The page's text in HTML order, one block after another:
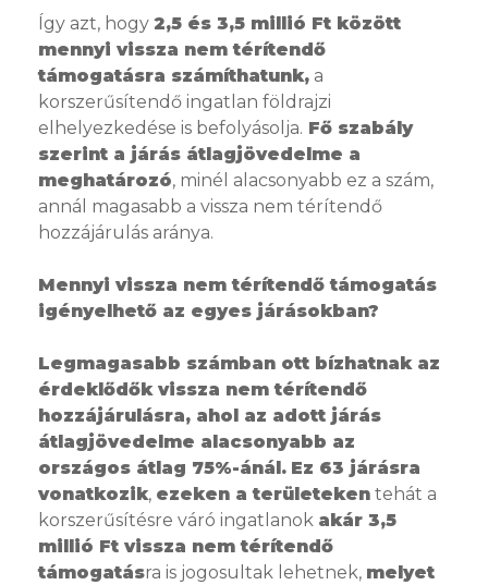
Így azt, hogy 2,5 és 3,5 millió Ft között
mennyi vissza nem térítendő
támogatásra számíthatunk, a
korszerűsítendő ingatlan földrajzi
elhelyezkedése is befolyásolja. Fő szabály
szerint a járás átlagjövedelme a
meghatározó, minél alacsonyabb ez a szám,
annál magasabb a vissza nem térítendő
hozzájárulás aránya.
Mennyi vissza nem térítendő támogatás
igényelhető az egyes járásokban?
Legmagasabb számban ott bízhatnak az
érdeklődők vissza nem térítendő
hozzájárulásra, ahol az adott járás
átlagjövedelme alacsonyabb az
országos átlag 75%-ánál. Ez 63 járásra
vonatkozik, ezeken a területeken tehát a
korszerűsítésre váró ingatlanok akár 3,5
millió Ft vissza nem térítendő
támogatásra is jogosultak lehetnek, melyet